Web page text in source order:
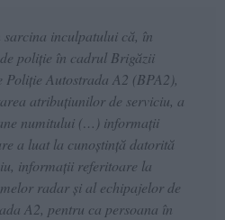
inculpatului că, în
poliţie în cadrul Brigăzii
Autostrada A2 (BPA2),
atribuţiunilor de serviciu, a
numitului (…) informaţii
a luat la cunoştinţă datorită
informaţii referitoare la
radar şi al echipajelor de
A2, pentru ca persoana în